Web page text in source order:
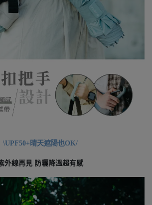
\UPF50+晴天遮陽也OK/
外線再見 防曬降溫超有感